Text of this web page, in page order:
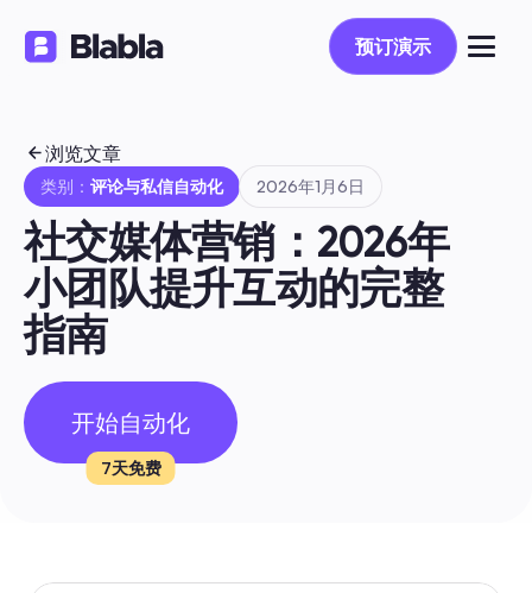
预订演示
预订演示
浏览文章
类别： 评论与私信自动化 2026年1月6日
社交媒体营销：2026年
小团队提升互动的完整
指南
开始自动化
7天免费